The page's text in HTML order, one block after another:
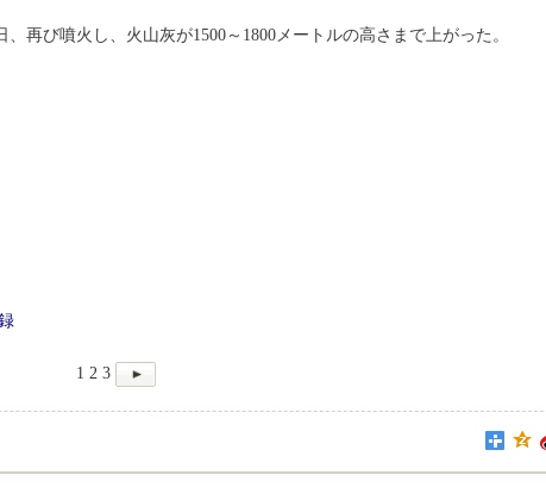
再び噴火し、火山灰が1500～1800メートルの高さまで上がった。
1 2 3